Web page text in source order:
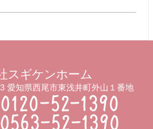
スギケンホーム
愛知県西尾市東浅井町外山１番地